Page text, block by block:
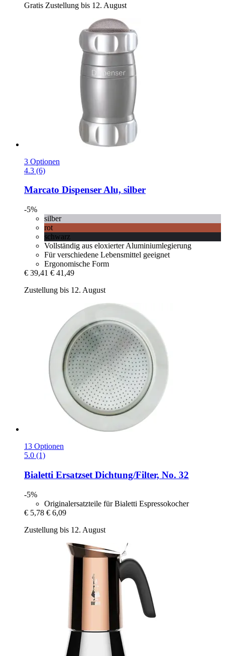
Gratis Zustellung bis 12. August
3 Optionen
4.3 (6)
Marcato Dispenser Alu, silber
-5%
silber
rot
schwarz
Vollständig aus eloxierter Aluminiumlegierung
Für verschiedene Lebensmittel geeignet
Ergonomische Form
€ 39,41 € 41,49
Zustellung bis 12. August
13 Optionen
5.0 (1)
Bialetti Ersatzset Dichtung/Filter, No. 32
-5%
Originalersatzteile für Bialetti Espressokocher
€ 5,78 € 6,09
Zustellung bis 12. August